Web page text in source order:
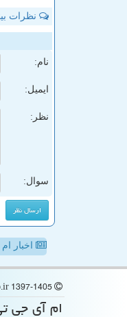
نظرات
نام:
ایمیل:
نظر:
سوال:
اخبار
ام آی جی